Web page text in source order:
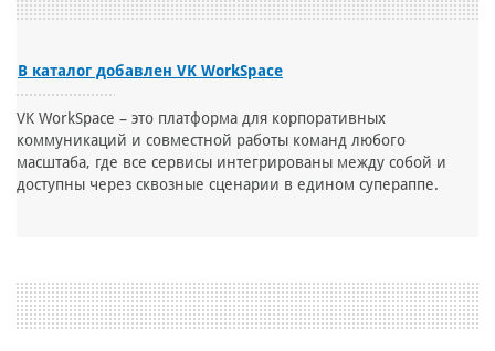
В каталог добавлен VK WorkSpace
VK WorkSpace – это платформа для корпоративных
коммуникаций и совместной работы команд любого
масштаба, где все сервисы интегрированы между собой и
доступны через сквозные сценарии в едином супераппе.